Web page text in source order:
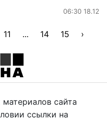
06:30 18.12
11 ... 14 15 ›
сайта
ссылки на